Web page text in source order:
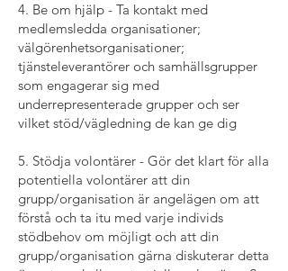
4. Be om hjälp - Ta kontakt med
medlemsledda organisationer;
välgörenhetsorganisationer;
tjänsteleverantörer och samhällsgrupper
som engagerar sig med
underrepresenterade grupper och ser
vilket stöd/vägledning de kan ge dig
5. Stödja volontärer - Gör det klart för alla
potentiella volontärer att din
grupp/organisation är angelägen om att
förstå och ta itu med varje individs
stödbehov om möjligt och att din
grupp/organisation gärna diskuterar detta